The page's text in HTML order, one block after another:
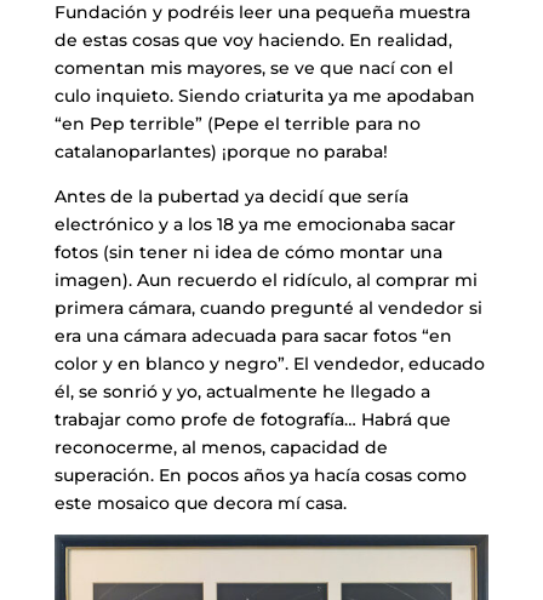
Fundación y podréis leer una pequeña muestra
de estas cosas que voy haciendo. En realidad,
comentan mis mayores, se ve que nací con el
culo inquieto. Siendo criaturita ya me apodaban
“en Pep terrible” (Pepe el terrible para no
catalanoparlantes) ¡porque no paraba!
Antes de la pubertad ya decidí que sería
electrónico y a los 18 ya me emocionaba sacar
fotos (sin tener ni idea de cómo montar una
imagen). Aun recuerdo el ridículo, al comprar mi
primera cámara, cuando pregunté al vendedor si
era una cámara adecuada para sacar fotos “en
color y en blanco y negro”. El vendedor, educado
él, se sonrió y yo, actualmente he llegado a
trabajar como profe de fotografía… Habrá que
reconocerme, al menos, capacidad de
superación. En pocos años ya hacía cosas como
este mosaico que decora mí casa.